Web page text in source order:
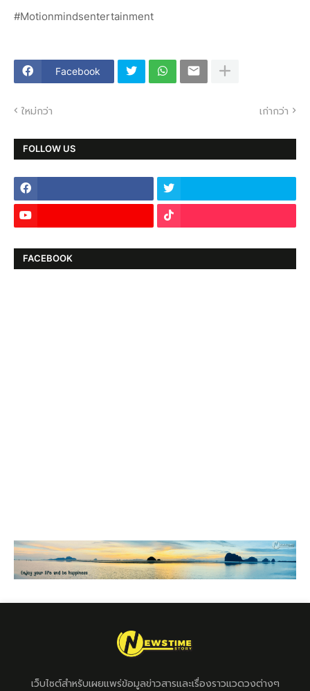
#Motionmindsentertainment
Facebook
ใหม่กว่า เก่ากว่า
FOLLOW US
FACEBOOK
เว็บไซต์สำหรับเผยแพร่ข้อมูลข่าวสารและเรื่องราวแวดวงต่างๆ